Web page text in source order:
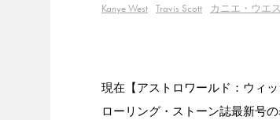
Kanye West Travis Scott カニエ・ウエ
現在【アストロワールド：ウィ
ローリング・ストーン誌最新号